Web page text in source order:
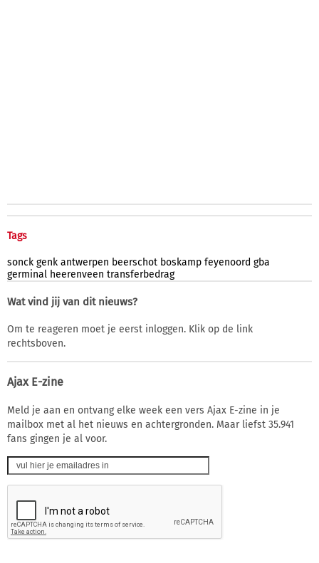
Tags
sonck genk antwerpen beerschot boskamp feyenoord gba
germinal heerenveen transferbedrag
Wat vind jij van dit nieuws?
Om te reageren moet je eerst inloggen. Klik op de link
rechtsboven.
Ajax E-zine
Meld je aan en ontvang elke week een vers Ajax E-zine in je
mailbox met al het nieuws en achtergronden. Maar liefst 35.941
fans gingen je al voor.